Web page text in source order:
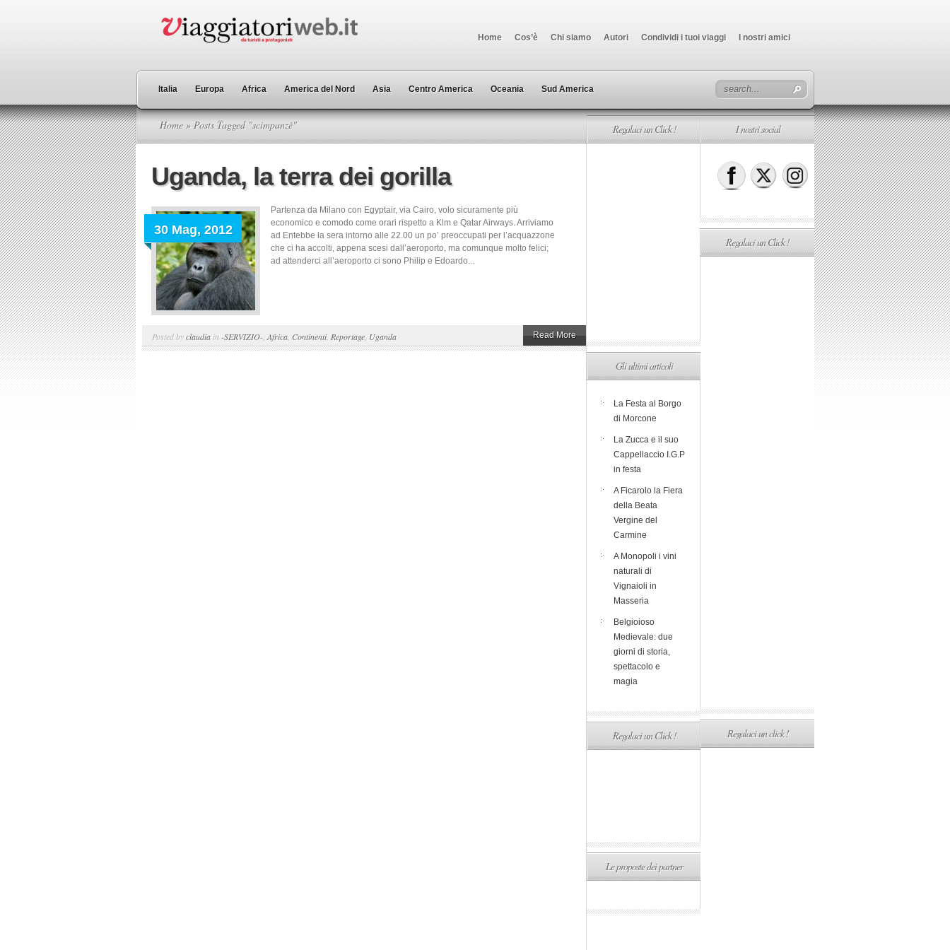
Home Cos’è Chi siamo Autori Condividi i tuoi viaggi I nostri amici
Italia Europa Africa America del Nord Asia Centro America Oceania Sud America
Home » Posts Tagged "scimpanzè"
Uganda, la terra dei gorilla
30 Mag, 2012
Partenza da Milano con Egyptair, via Cairo, volo sicuramente più
economico e comodo come orari rispetto a Klm e Qatar Airways. Arriviamo
ad Entebbe la sera intorno alle 22.00 un po’ preoccupati per l’acquazzone
che ci ha accolti, appena scesi dall’aeroporto, ma comunque molto felici;
ad attenderci all’aeroporto ci sono Philip e Edoardo...
Posted byclaudia in -SERVIZIO- Africa Continenti, Reportage Uganda Read More
Regalaci un Click !
Gli ultimi articoli
La Festa al Borgo
di Morcone
La Zucca e il suo
Cappellaccio I.G.P
in festa
A Ficarolo la Fiera
della Beata
Vergine del
Carmine
A Monopoli i vini
naturali di
Vignaioli in
Masseria
Belgioioso
Medievale: due
giorni di storia,
spettacolo e
magia
Regalaci un Click !
Le proposte dei partner
I nostri social
Regalaci un Click !
Regalaci un click !